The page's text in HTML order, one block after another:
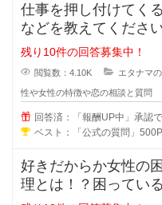
仕事を押し付けてく
などを教えてくださ
なのに人に押し付け
残り10件の回答募集中！
閲覧数：4.10K エタナマ
性や女性の特徴や恋の相談と質問
回答済：「報酬UP中」承認
ベスト：「公式の質問」
好きだからか女性の
理とは！？困ってい